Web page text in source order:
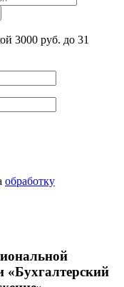
3000 руб. до 31
обработку
«Бухгалтерский